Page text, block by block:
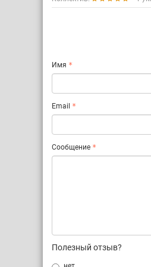
Имя
Email
Сообщение
Полезный отзыв?